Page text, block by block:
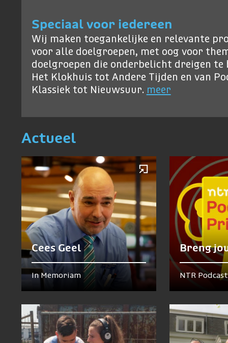
Speciaal voor iedereen
Wij maken toegankelijke en relevante
voor alle doelgroepen, met oog voor
doelgroepen die onderbelicht dreigen te
Het Klokhuis tot Andere Tijden en van
Klassiek tot Nieuwsuur. meer
Actueel
Cees Geel
In Memoriam
Breng
NTR